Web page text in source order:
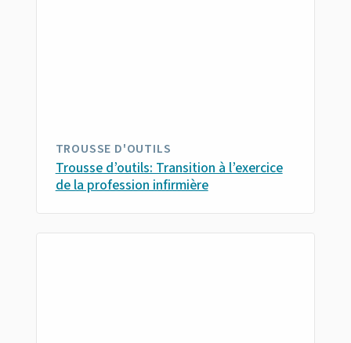
TROUSSE D'OUTILS
Trousse d’outils: Transition à l’exercice
de la profession infirmière